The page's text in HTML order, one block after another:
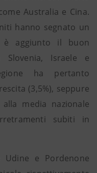
Australia e Cina.
hanno segnato un
è aggiunto il buon
Israele e
ha pertanto
(3,5%), seppure
media nazionale
subiti in
e Pordenone